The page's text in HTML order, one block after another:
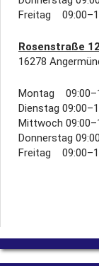
Freitag
Rosenstraße 12
16278
Montag
Dienstag
Mittwoch
Donnerstag
Freitag